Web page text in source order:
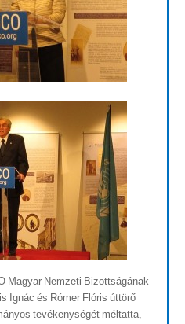
Magyar Nemzeti Bizottságának
Ignác és Rómer Flóris úttörő
tevékenységét méltatta,